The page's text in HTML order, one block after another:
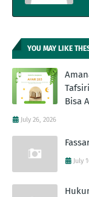
YOU MAY LIKE
Bisa
July 26, 2026
July